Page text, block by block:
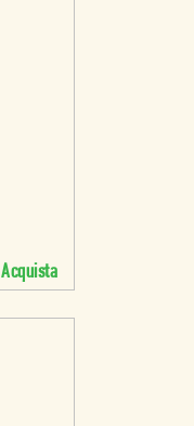
Acquista